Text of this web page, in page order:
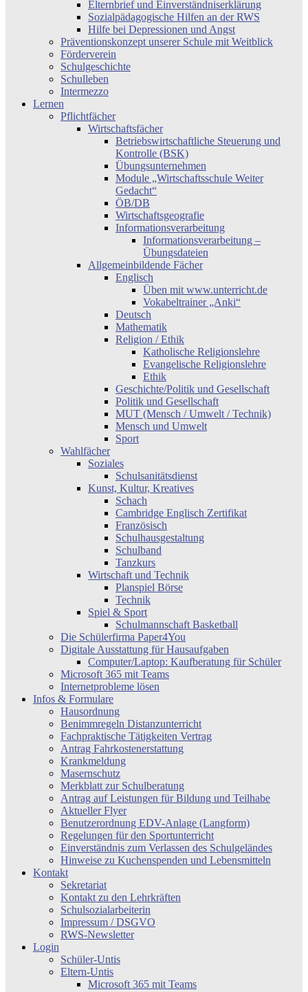
Elternbrief und Einverständniserklärung
Sozialpädagogische Hilfen an der RWS
Hilfe bei Depressionen und Angst
Präventionskonzept unserer Schule mit Weitblick
Förderverein
Schulgeschichte
Schulleben
Intermezzo
Lernen
Pflichtfächer
Wirtschaftsfächer
Betriebswirtschaftliche Steuerung und
Kontrolle (BSK)
Übungsunternehmen
Module „Wirtschaftsschule Weiter
Gedacht“
ÖB/DB
Wirtschaftsgeografie
Informationsverarbeitung
Informationsverarbeitung –
Übungsdateien
Allgemeinbildende Fächer
Englisch
Üben mit www.unterricht.de
Vokabeltrainer „Anki“
Deutsch
Mathematik
Religion / Ethik
Katholische Religionslehre
Evangelische Religionslehre
Ethik
Geschichte/Politik und Gesellschaft
Politik und Gesellschaft
MUT (Mensch / Umwelt / Technik)
Mensch und Umwelt
Sport
Wahlfächer
Soziales
Schulsanitätsdienst
Kunst, Kultur, Kreatives
Schach
Cambridge Englisch Zertifikat
Französisch
Schulhausgestaltung
Schulband
Tanzkurs
Wirtschaft und Technik
Planspiel Börse
Technik
Spiel & Sport
Schulmannschaft Basketball
Die Schülerfirma Paper4You
Digitale Ausstattung für Hausaufgaben
Computer/Laptop: Kaufberatung für Schüler
Microsoft 365 mit Teams
Internetprobleme lösen
Infos & Formulare
Hausordnung
Benimmregeln Distanzunterricht
Fachpraktische Tätigkeiten Vertrag
Antrag Fahrkostenerstattung
Krankmeldung
Masernschutz
Merkblatt zur Schulberatung
Antrag auf Leistungen für Bildung und Teilhabe
Aktueller Flyer
Benutzerordnung EDV-Anlage (Langform)
Regelungen für den Sportunterricht
Einverständnis zum Verlassen des Schulgeländes
Hinweise zu Kuchenspenden und Lebensmitteln
Kontakt
Sekretariat
Kontakt zu den Lehrkräften
Schulsozialarbeiterin
Impressum / DSGVO
RWS-Newsletter
Login
Schüler-Untis
Eltern-Untis
Microsoft 365 mit Teams